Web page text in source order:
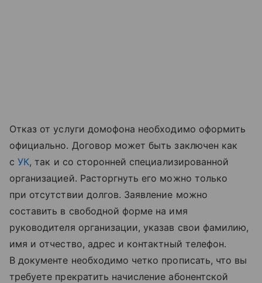
Отказ от услуги домофона необходимо оформить
официально. Договор может быть заключен как
сУК, так и со сторонней специализированной
организацией. Расторгнуть его можно только
при отсутствии долгов. Заявление можно
составить в свободной форме на имя
руководителя организации, указав свои фамилию,
имя и отчество, адрес и контактный телефон.
В документе необходимо четко прописать, что вы
требуете прекратить начисление абонентской